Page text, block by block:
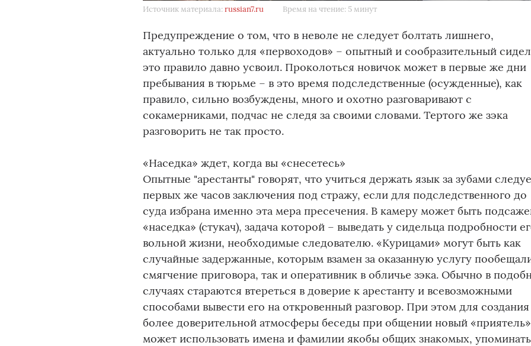
Источник материала:russian7.ru Время на чтение: 5 минут
Предупреждение о том, что в неволе не следует болтать лишнего,
актуально только для «первоходов» – опытный и сообразительный
это правило давно усвоил. Проколоться новичок может в первые же дни
пребывания в тюрьме – в это время подследственные (осужденные), как
правило, сильно возбуждены, много и охотно разговаривают с
сокамерниками, подчас не следя за своими словами. Тертого же зэка
разговорить не так просто.
«Наседка» ждет, когда вы «снесетесь»
Опытные "арестанты" говорят, что учиться держать язык за зубами
первых же часов заключения под стражу, если для подследственного до
суда избрана именно эта мера пресечения. В камеру может быть
«наседка» (стукач), задача которой – выведать у сидельца подробности
вольной жизни, необходимые следователю. «Курицами» могут быть как
случайные задержанные, которым взамен за оказанную услугу
смягчение приговора, так и оперативник в обличье зэка. Обычно в
случаях стараются втереться в доверие к арестанту и всевозможными
способами вывести его на откровенный разговор. При этом для создания
более доверительной атмосферы беседы при общении новый «приятель»
может использовать имена и фамилии якобы общих знакомых,